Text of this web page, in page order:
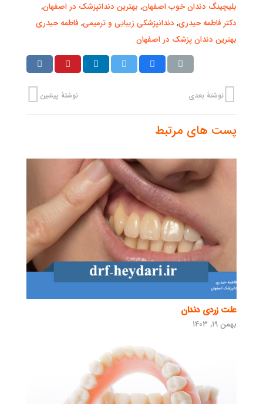
بلیچینگ دندان خوب اصفهان, بهترین دندانپزشک در اصفهان,
دکتر فاطمه حیدری, دندانپزشکی زیبایی و ترمیمی, فاطمه حیدری
بهترین دندان پزشک در اصفهان
نوشتهٔ پیشین نوشتهٔ بعدی
پست های مرتبط
علت زردی دندان
بهمن ۱۹, ۱۴۰۳